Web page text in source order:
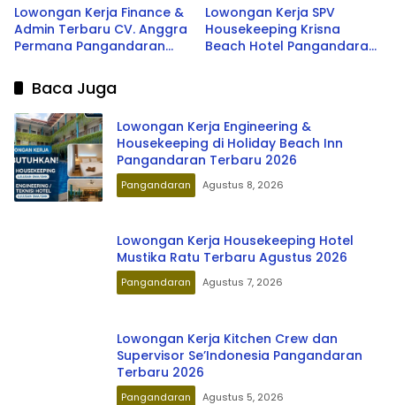
Lowongan Kerja Finance &
Admin Terbaru CV. Anggra
Permana Pangandaran
Lowongan Kerja SPV
Housekeeping Krisna
Beach Hotel Pangandaran
Baca Juga
Lowongan Kerja Engineering &
Housekeeping di Holiday Beach Inn
Pangandaran Terbaru 2026
Pangandaran Agustus 8, 2026
Lowongan Kerja Housekeeping Hotel
Mustika Ratu Terbaru Agustus 2026
Pangandaran Agustus 7, 2026
Lowongan Kerja Kitchen Crew dan
Supervisor Se’Indonesia Pangandaran
Terbaru 2026
Pangandaran Agustus 5, 2026